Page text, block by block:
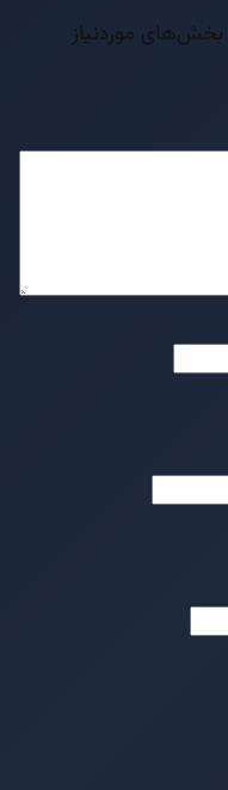
بخش‌های موردنیاز